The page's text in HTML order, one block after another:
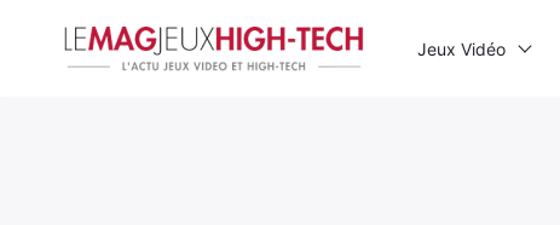
Jeux Vidéo